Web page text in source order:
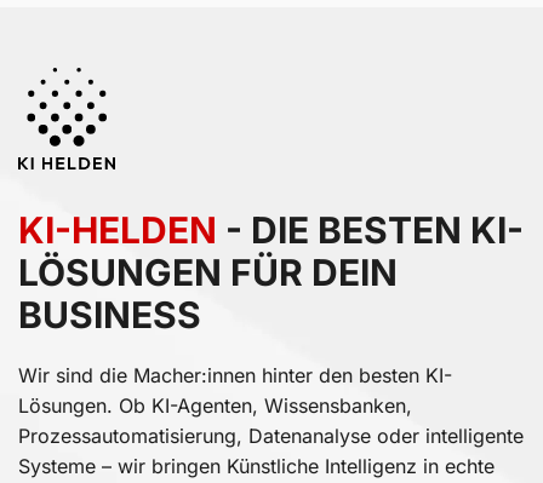
KI-HELDEN - DIE BESTEN KI-
LÖSUNGEN FÜR DEIN
BUSINESS
Wir sind die Macher:innen hinter den besten KI-
Lösungen. Ob KI-Agenten, Wissensbanken,
Prozessautomatisierung, Datenanalyse oder intelligente
Systeme – wir bringen Künstliche Intelligenz in echte